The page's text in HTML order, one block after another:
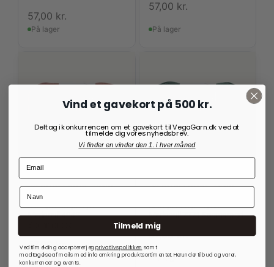
57,00 kr.
På lager
57,00 kr.
På lager
KLOMPELOMPE TYNN
KlompeLompe Tynn
Merinoull 4043
57,00kr.
På lager
KLOMPELOMPE TYNN
KlompeLompe Tynn
Merinoull 7271 Søsmaragd
57,00kr.
På lager
Vind et gavekort på 500 kr.
Deltag i konkurrencen om et gavekort til VegaGarn.dk ved at
tilmelde dig vores nyhedsbrev.
Vi finder en vinder den 1. i hver måned
Tilmeld mig
Ved tilmelding accepterer jegprivatlivspolitkken samt
modtagelse af mails med info omkring produktsortimentet. Herunder tilbud og varer,
konkurrencer og events.